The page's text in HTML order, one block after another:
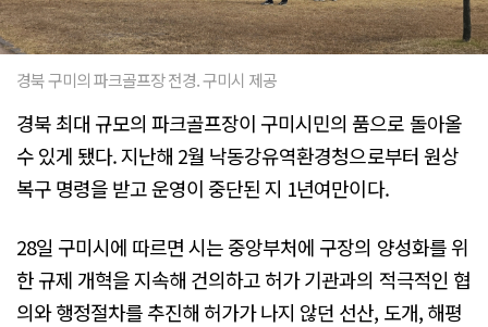
경북 구미의 파크골프장 전경. 구미시 제공
경북 최대 규모의 파크골프장이 구미시민의 품으로 돌아올
수 있게 됐다. 지난해 2월 낙동강유역환경청으로부터 원상
복구 명령을 받고 운영이 중단된 지 1년여만이다.
28일 구미시에 따르면 시는 중앙부처에 구장의 양성화를 위
한 규제 개혁을 지속해 건의하고 허가 기관과의 적극적인 협
의와 행정절차를 추진해 허가가 나지 않던 선산, 도개, 해평